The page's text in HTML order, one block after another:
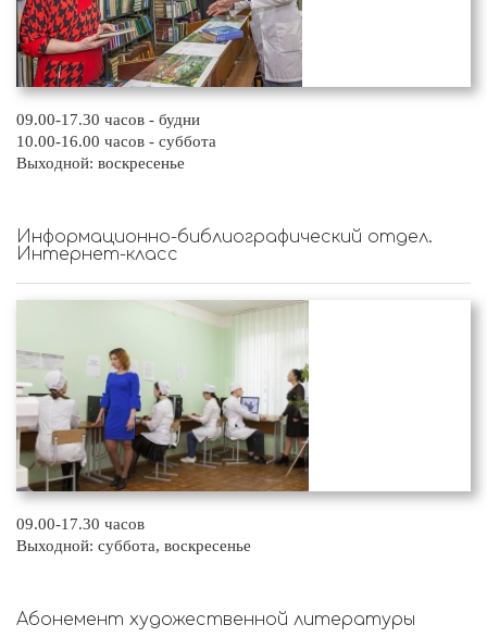
09.00-17.30 часов - будни
10.00-16.00 часов - суббота
Выходной: воскресенье
Информационно-библиографический отдел.
Интернет-класс
09.00-17.30 часов
Выходной: суббота, воскресенье
Абонемент художественной литературы